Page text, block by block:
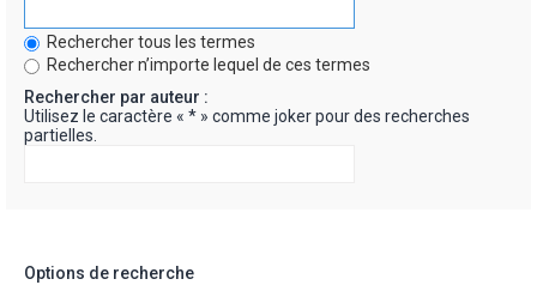
Rechercher tous les termes
Rechercher n’importe lequel de ces termes
Rechercher par auteur :
Utilisez le caractère « * » comme joker pour des recherches
partielles.
Options de recherche